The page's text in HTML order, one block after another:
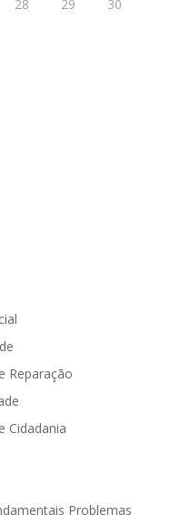
28 29
30
Reparação
Cidadania
Problemas